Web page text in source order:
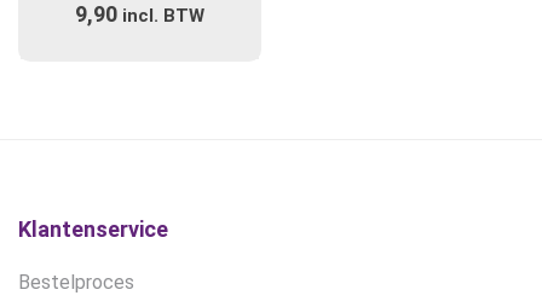
variaties.
de
9,90 incl. BTW
Klantenservice
Bestelproces